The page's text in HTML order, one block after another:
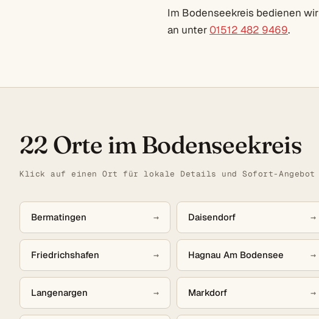
Im Bodenseekreis bedienen
an unter 01512 482 9469.
22 Orte im Bodenseekreis
Klick auf einen Ort für lokale Details und Sofort-Angebot
Bermatingen → Daisendorf →
Friedrichshafen → Hagnau Am Bodensee →
Langenargen → Markdorf →